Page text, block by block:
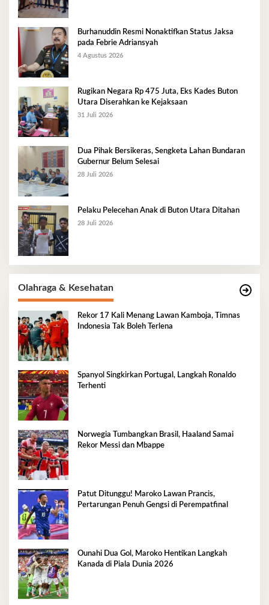
Burhanuddin Resmi Nonaktifkan Status Jaksa
pada Febrie Adriansyah
4 Agustus 2026
Rugikan Negara Rp 475 Juta, Eks Kades Buton
Utara Diserahkan ke Kejaksaan
31 Juli 2026
Dua Pihak Bersikeras, Sengketa Lahan Bundaran
Gubernur Belum Selesai
28 Juli 2026
Pelaku Pelecehan Anak di Buton Utara Ditahan
28 Juli 2026
Olahraga & Kesehatan
Rekor 17 Kali Menang Lawan Kamboja, Timnas
Indonesia Tak Boleh Terlena
Spanyol Singkirkan Portugal, Langkah Ronaldo
Terhenti
Norwegia Tumbangkan Brasil, Haaland Samai
Rekor Messi dan Mbappe
Patut Ditunggu! Maroko Lawan Prancis,
Pertarungan Penuh Gengsi di Perempatfinal
Ounahi Dua Gol, Maroko Hentikan Langkah
Kanada di Piala Dunia 2026